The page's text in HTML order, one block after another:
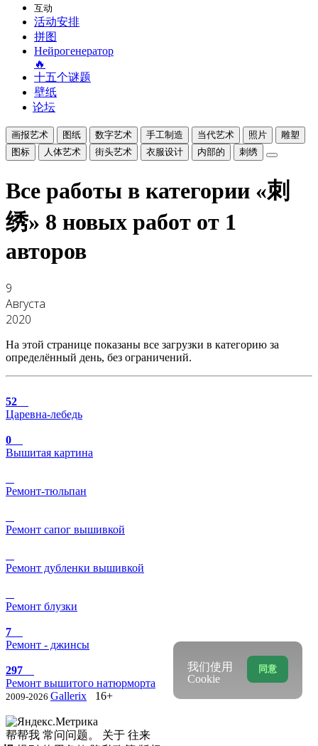
互动
活动安排
拼图
Нейрогенератор
🔥
十五个谜题
壁纸
论坛
画报艺术 图纸 数字艺术 手工制造 当代艺术 照片
雕塑
图标
人体艺术 街头艺术 衣服设计 内部的 刺绣
Все работы в категории «刺
绣» 8 новых работ от 1
авторов
9
Августа
2020
На этой странице показаны все загрузки в категорию за
определённый день, без ограничений.
52
Царевна-лебедь
0
Вышитая картина
Ремонт-тюльпан
Ремонт сапог вышивкой
Ремонт дубленки вышивкой
Ремонт блузки
7
Ремонт - джинсы
297
Ремонт вышитого натюрморта
2009-2026 Gallerix 16+
帮帮我 常问问题。 关于 往来
同意
我们使用
Cookie